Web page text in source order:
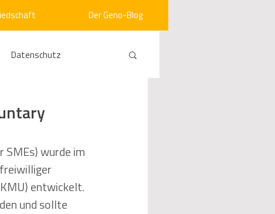
Der Geno-Blog
Datenschutz
Vergabe
Kommunen
wurde im
entwickelt.
und sollte